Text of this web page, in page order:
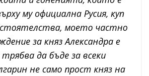
му официална Русия, куп
моето частно
за княз Александра е
да бъде за всеки
не само прост княз на